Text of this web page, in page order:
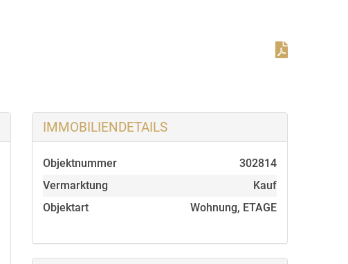
IMMOBILIENDETAILS
Objektnummer
302814
Vermarktung
Kauf
Objektart
Wohnung, ETAGE